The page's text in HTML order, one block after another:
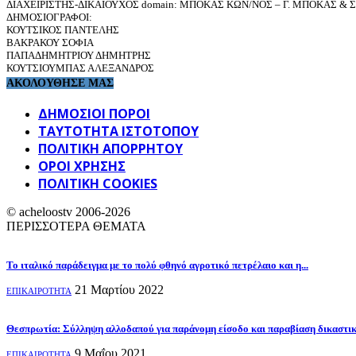
ΔΙΑΧΕΙΡΙΣΤΗΣ-ΔΙΚΑΙΟΥΧΟΣ domain: ΜΠΟΚΑΣ ΚΩΝ/ΝΟΣ – Γ. ΜΠΟΚΑΣ &
ΔΗΜΟΣΙΟΓΡΑΦΟΙ:
ΚΟΥΤΣΙΚΟΣ ΠΑΝΤΕΛΗΣ
ΒΑΚΡΑΚΟΥ ΣΟΦΙΑ
ΠΑΠΑΔΗΜΗΤΡΙΟΥ ΔΗΜΗΤΡΗΣ
ΚΟΥΤΣΙΟΥΜΠΑΣ ΑΛΕΞΑΝΔΡΟΣ
ΑΚΟΛΟΥΘΗΣΕ ΜΑΣ
ΔΗΜΟΣΙΟΙ ΠΟΡΟΙ
ΤΑΥΤΌΤΗΤΑ ΙΣΤΌΤΟΠΟΥ
ΠΟΛΙΤΙΚΉ ΑΠΟΡΡΉΤΟΥ
ΌΡΟΙ ΧΡΉΣΗΣ
ΠΟΛΙΤΙΚΗ COOKIES
© acheloostv 2006-2026
ΠΕΡΙΣΣΟΤΕΡΑ ΘΕΜΑΤΑ
Το ιταλικό παράδειγμα με το πολύ φθηνό αγροτικό πετρέλαιο και η...
ΕΠΙΚΑΙΡΟΤΗΤΑ 21 Μαρτίου 2022
Θεσπρωτία: Σύλληψη αλλοδαπού για παράνομη είσοδο και παραβίαση
9 Μαΐου 2021